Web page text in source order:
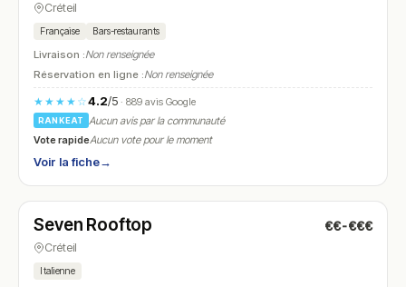
Créteil
Française Bars-restaurants
Livraison :Non renseignée
Réservation en ligne :Non renseignée
★★★★☆4.2/5· 889 avis Google
RANKEAT
Aucun avis par la communauté
Vote rapideAucun vote pour le moment
Voir la fiche→
N° 26
Seven Rooftop €€-€€€
Créteil
Italienne